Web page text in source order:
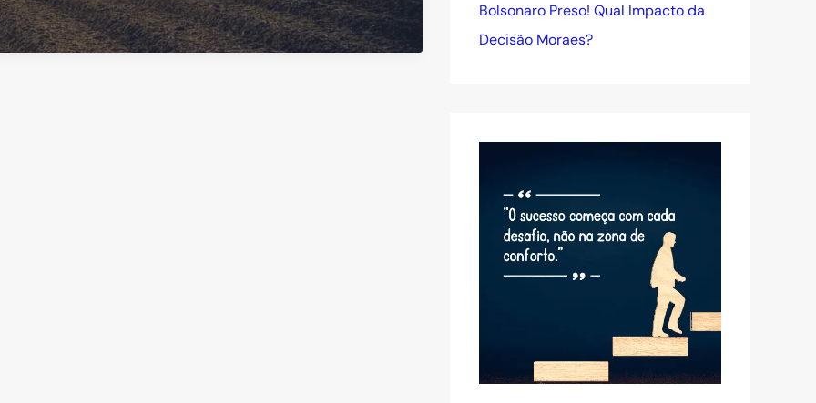
Bolsonaro Preso! Qual Impacto da
Decisão Moraes?